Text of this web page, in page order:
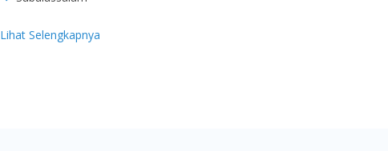
Lihat Selengkapnya